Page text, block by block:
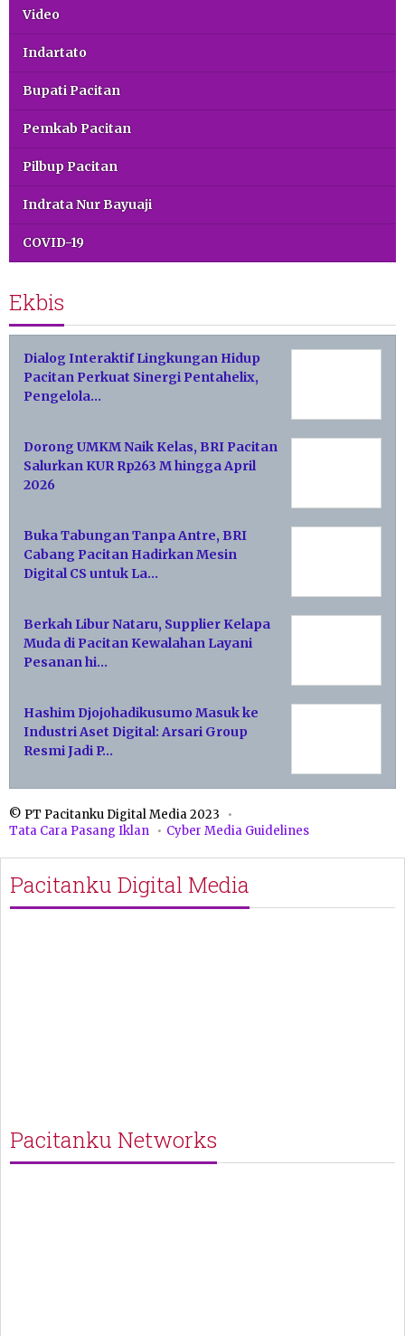
Video
Indartato
Bupati Pacitan
Pemkab Pacitan
Pilbup Pacitan
Indrata Nur Bayuaji
COVID-19
Ekbis
Dialog Interaktif Lingkungan Hidup
Pacitan Perkuat Sinergi Pentahelix,
Pengelola…
Dorong UMKM Naik Kelas, BRI Pacitan
Salurkan KUR Rp263 M hingga April
2026
Buka Tabungan Tanpa Antre, BRI
Cabang Pacitan Hadirkan Mesin
Digital CS untuk La…
Berkah Libur Nataru, Supplier Kelapa
Muda di Pacitan Kewalahan Layani
Pesanan hi…
Hashim Djojohadikusumo Masuk ke
Industri Aset Digital: Arsari Group
Resmi Jadi P…
© PT Pacitanku Digital Media 2023
Tata Cara Pasang Iklan
Cyber Media Guidelines
Pacitanku Digital Media
Pacitanku Networks